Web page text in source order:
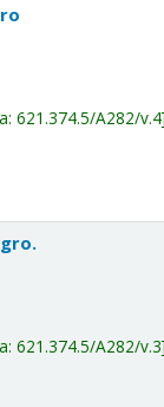
621.374.5/A282/v.4
621.374.5/A282/v.3